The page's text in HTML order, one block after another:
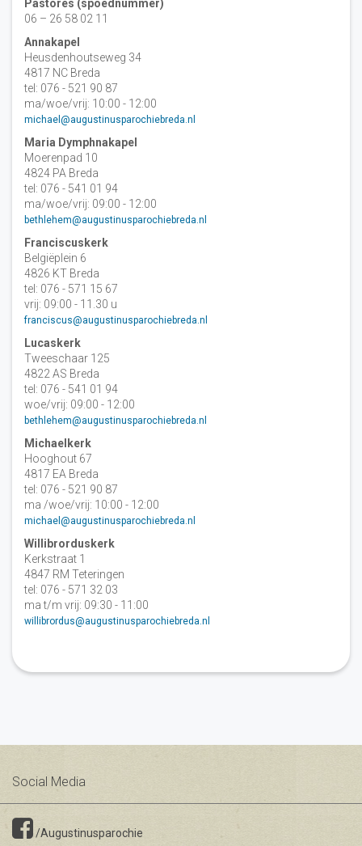
Pastores (spoednummer)
06 – 26 58 02 11
Annakapel
Heusdenhoutseweg 34
4817 NC Breda
tel: 076 - 521 90 87
ma/woe/vrij: 10:00 - 12:00
michael@augustinusparochiebreda.nl
Maria Dymphnakapel
Moerenpad 10
4824 PA Breda
tel: 076 - 541 01 94
ma/woe/vrij: 09:00 - 12:00
bethlehem@augustinusparochiebreda.nl
Franciscuskerk
Belgiëplein 6
4826 KT Breda
tel: 076 - 571 15 67
vrij: 09:00 - 11.30 u
franciscus@augustinusparochiebreda.nl
Lucaskerk
Tweeschaar 125
4822 AS Breda
tel: 076 - 541 01 94
woe/vrij: 09:00 - 12:00
bethlehem@augustinusparochiebreda.nl
Michaelkerk
Hooghout 67
4817 EA Breda
tel: 076 - 521 90 87
ma /woe/vrij: 10:00 - 12:00
michael@augustinusparochiebreda.nl
Willibrorduskerk
Kerkstraat 1
4847 RM Teteringen
tel: 076 - 571 32 03
ma t/m vrij: 09:30 - 11:00
willibrordus@augustinusparochiebreda.nl
Social Media
/Augustinusparochie